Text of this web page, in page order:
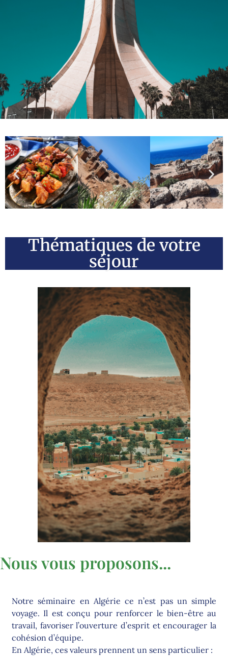
Thématiques de votre
séjour
Nous vous proposons...
Notre séminaire en Algérie ce n’est pas un simple
voyage. Il est conçu pour renforcer le bien-être au
travail, favoriser l’ouverture d’esprit et encourager la
cohésion d’équipe.
En Algérie, ces valeurs prennent un sens particulier :